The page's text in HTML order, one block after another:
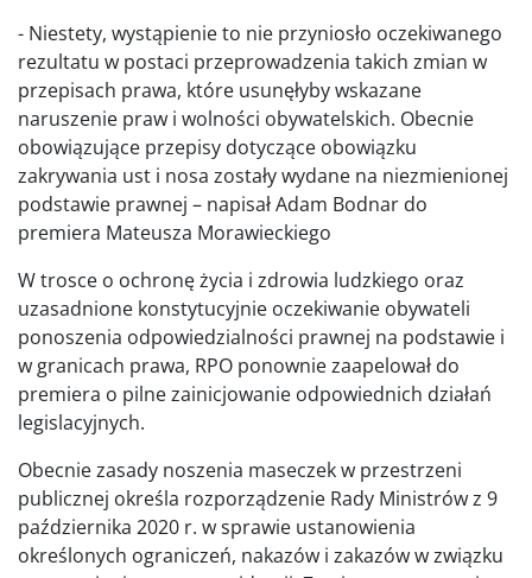
- Niestety, wystąpienie to nie przyniosło oczekiwanego
rezultatu w postaci przeprowadzenia takich zmian w
przepisach prawa, które usunęłyby wskazane
naruszenie praw i wolności obywatelskich. Obecnie
obowiązujące przepisy dotyczące obowiązku
zakrywania ust i nosa zostały wydane na niezmienionej
podstawie prawnej – napisał Adam Bodnar do
premiera Mateusza Morawieckiego
W trosce o ochronę życia i zdrowia ludzkiego oraz
uzasadnione konstytucyjnie oczekiwanie obywateli
ponoszenia odpowiedzialności prawnej na podstawie i
w granicach prawa, RPO ponownie zaapelował do
premiera o pilne zainicjowanie odpowiednich działań
legislacyjnych.
Obecnie zasady noszenia maseczek w przestrzeni
publicznej określa rozporządzenie Rady Ministrów z 9
października 2020 r. w sprawie ustanowienia
określonych ograniczeń, nakazów i zakazów w związku